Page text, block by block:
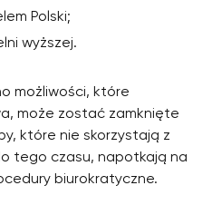
Polski;
wyższej.
możliwości, które
może zostać zamknięte
które nie skorzystają z
tego czasu, napotkają na
biurokratyczne.